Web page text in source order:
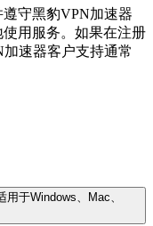
守黑豹VPN加速器
用服务。如果在注册
速器客户支持通常
于Windows、Mac、